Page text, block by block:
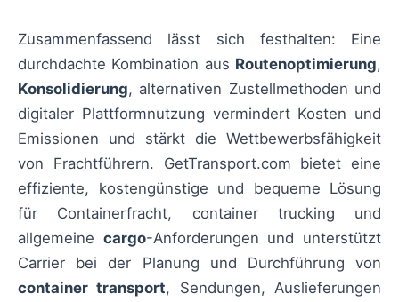
Zusammenfassend lässt sich festhalten: Eine
durchdachte Kombination aus Routenoptimierung,
Konsolidierung, alternativen Zustellmethoden und
digitaler Plattformnutzung vermindert Kosten und
Emissionen und stärkt die Wettbewerbsfähigkeit
von Frachtführern. GetTransport.com bietet eine
effiziente, kostengünstige und bequeme Lösung
für Containerfracht, container trucking und
allgemeine cargo-Anforderungen und unterstützt
Carrier bei der Planung und Durchführung von
container transport, Sendungen, Auslieferungen